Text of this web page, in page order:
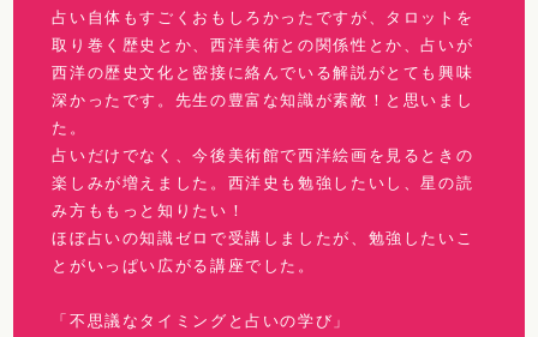
占い自体もすごくおもしろかったですが、タロットを
取り巻く歴史とか、西洋美術との関係性とか、占いが
西洋の歴史文化と密接に絡んでいる解説がとても興味
深かったです。先生の豊富な知識が素敵！と思いまし
た。
占いだけでなく、今後美術館で西洋絵画を見るときの
楽しみが増えました。西洋史も勉強したいし、星の読
み方ももっと知りたい！
ほぼ占いの知識ゼロで受講しましたが、勉強したいこ
とがいっぱい広がる講座でした。
「不思議なタイミングと占いの学び」